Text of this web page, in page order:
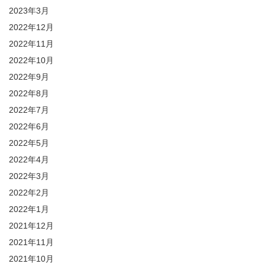
2023年3月
2022年12月
2022年11月
2022年10月
2022年9月
2022年8月
2022年7月
2022年6月
2022年5月
2022年4月
2022年3月
2022年2月
2022年1月
2021年12月
2021年11月
2021年10月